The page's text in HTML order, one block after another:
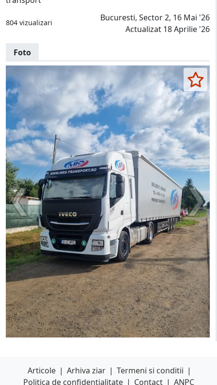
804 vizualizari
Bucuresti, Sector 2, 16 Mai '26
Actualizat 18 Aprilie '26
Foto
Articole | Arhiva ziar | Termeni si conditii |
Politica de confidentialitate | Contact | ANPC